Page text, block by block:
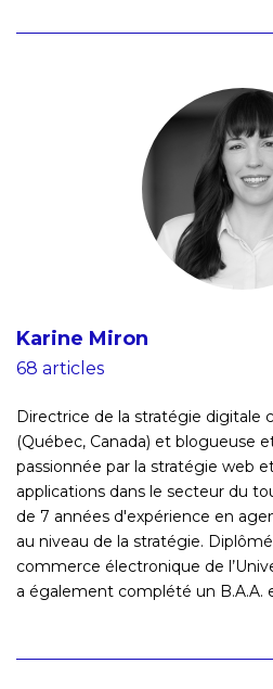
Karine Miron
68 articles
Directrice de la stratégie digitale
(Québec, Canada) et blogueuse
passionnée par la stratégie web
applications dans le secteur du
de 7 années d'expérience en
au niveau de la stratégie.
commerce électronique de
a également complété un B.A.A.